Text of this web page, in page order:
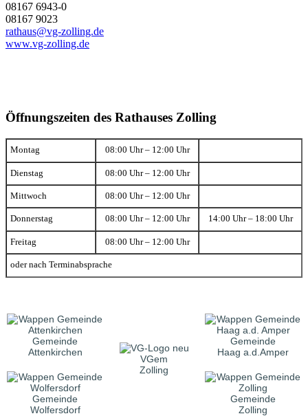
08167 6943-0
08167 9023
rathaus@vg-zolling.de
www.vg-zolling.de
Öffnungszeiten des Rathauses Zolling
Montag 08:00 Uhr – 12:00 Uhr
Dienstag 08:00 Uhr – 12:00 Uhr
Mittwoch 08:00 Uhr – 12:00 Uhr
Donnerstag 08:00 Uhr – 12:00 Uhr 14:00 Uhr – 18:00 Uhr
Freitag 08:00 Uhr – 12:00 Uhr
oder nach Terminabsprache
Gemeinde
Attenkirchen
VGem
Zolling
Gemeinde
Haag a.d.Amper
Gemeinde
Wolfersdorf
Gemeinde
Zolling